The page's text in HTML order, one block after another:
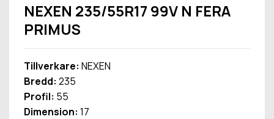
NEXEN 235/55R17 99V N FERA
PRIMUS
Tillverkare: NEXEN
Bredd: 235
Profil: 55
Dimension: 17